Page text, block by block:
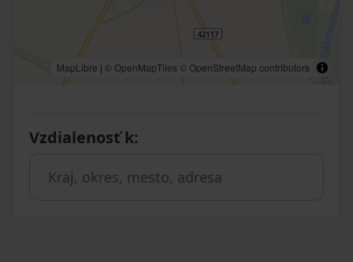
MapLibre | © OpenMapTiles © OpenStreetMap contributors
Vzdialenosť k: